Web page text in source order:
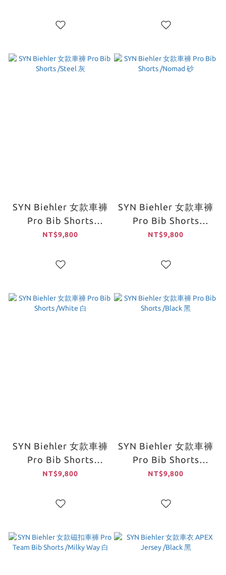
SYN Biehler 女款車褲
Pro Bib Shorts
/Steel 灰
NT$9,800
SYN Biehler 女款車褲
Pro Bib Shorts
/Nomad 砂
NT$9,800
SYN Biehler 女款車褲
Pro Bib Shorts
/White 白
NT$9,800
SYN Biehler 女款車褲
Pro Bib Shorts
/Black 黑
NT$9,800